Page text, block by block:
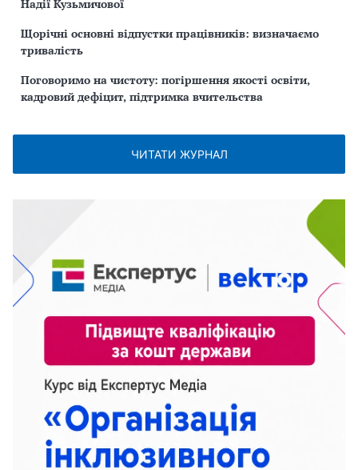
Надії Кузьмичової
Щорічні основні відпустки працівників: визначаємо
тривалість
Поговоримо на чистоту: погіршення якості освіти,
кадровий дефіцит, підтримка вчительства
ЧИТАТИ ЖУРНАЛ